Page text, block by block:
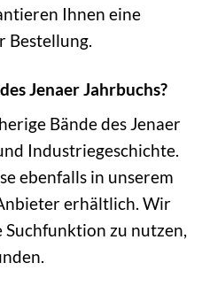
Ihnen eine
Bestellung.
Jenaer Jahrbuchs?
Bände des Jenaer
Industriegeschichte.
ebenfalls in unserem
erhältlich. Wir
Suchfunktion zu nutzen,